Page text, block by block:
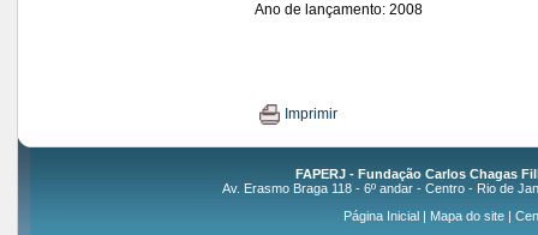
Ano de lançamento: 2008
Imprimir
FAPERJ - Fundação Carlos Chagas
Av. Erasmo Braga 118 - 6º andar - Centro - Rio de
Página Inicial| Mapa do site|